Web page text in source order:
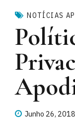
NOTÍCIAS
Junho 26, 2018